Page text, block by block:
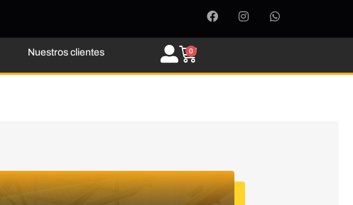
Nuestros clientes 0